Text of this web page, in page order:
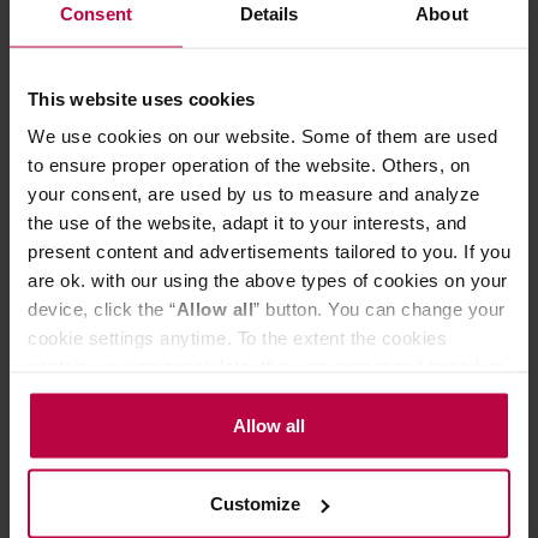
Consent Details About
This website uses cookies
We use cookies on our website. Some of them are used
to ensure proper operation of the website. Others, on
your consent, are used by us to measure and analyze
the use of the website, adapt it to your interests, and
present content and advertisements tailored to you. If you
are ok. with our using the above types of cookies on your
device, click the “Allow all” button. You can change your
cookie settings anytime. To the extent the cookies
the controller’s (namely, ALL GOOD S.A., ul.
Mazowiecka 24I/U9, 78-100 Kołobrzeg) or third parties’
legitimate interests which are to ensure a high quality of
activities of the controller and authorized entities. More
Allow all
Customize
OCENY
Może Cię zainteresować
PROMOCJA
COFFEE PLANT - kawa ziarnista